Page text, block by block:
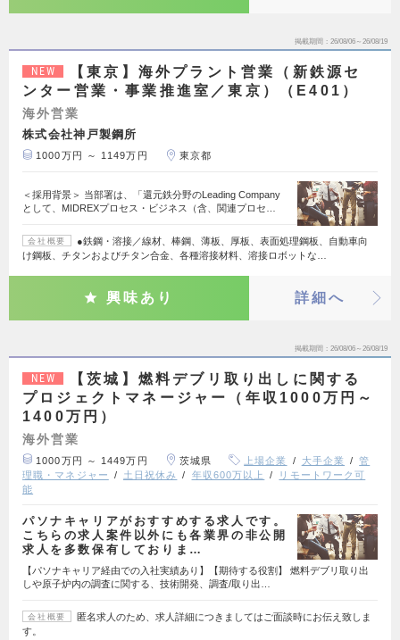
掲載期間 26/08/06～26/08/19
NEW
【東京】海外プラント営業（新鉄源セ
ンター営業・事業推進室／東京）（E401）
海外営業
株式会社神戸製鋼所
1000万円 ～ 1149万円 東京都
＜採用背景＞ 当部署は、「還元鉄分野のLeading Company
として、MIDREXプロセス・ビジネス（含、関連プロセ…
会社概要
●鉄鋼・溶接／線材、棒鋼、薄板、厚板、表面処理鋼板、自動車向
け鋼板、チタンおよびチタン合金、各種溶接材料、溶接ロボットな…
興味あり 詳細へ
掲載期間 26/08/06～26/08/19
NEW
【茨城】燃料デブリ取り出しに関する
プロジェクトマネージャー（年収1000万円～
1400万円）
海外営業
1000万円 ～ 1449万円 茨城県 上場企業 大手企業
管
理職・マネジャー
土日祝休み 年収600万以上
リモートワーク可
能
パソナキャリアがおすすめする求人です。
こちらの求人案件以外にも各業界の非公開
求人を多数保有しておりま…
【パソナキャリア経由での入社実績あり】【期待する役割】 燃料デブリ取り出
しや原子炉内の調査に関する、技術開発、調査/取り出…
会社概要
匿名求人のため、求人詳細につきましてはご面談時にお伝え致しま
す。